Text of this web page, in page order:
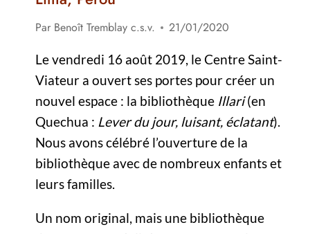
Par Benoît Tremblay c.s.v.
21/01/2020
Le vendredi 16 août 2019, le Centre Saint-
Viateur a ouvert ses portes pour créer un
nouvel espace : la bibliothèque Illari(en
Quechua : Lever du jour, luisant, éclatant).
Nous avons célébré l’ouverture de la
bibliothèque avec de nombreux enfants et
leurs familles.
Un nom original, mais une bibliothèque